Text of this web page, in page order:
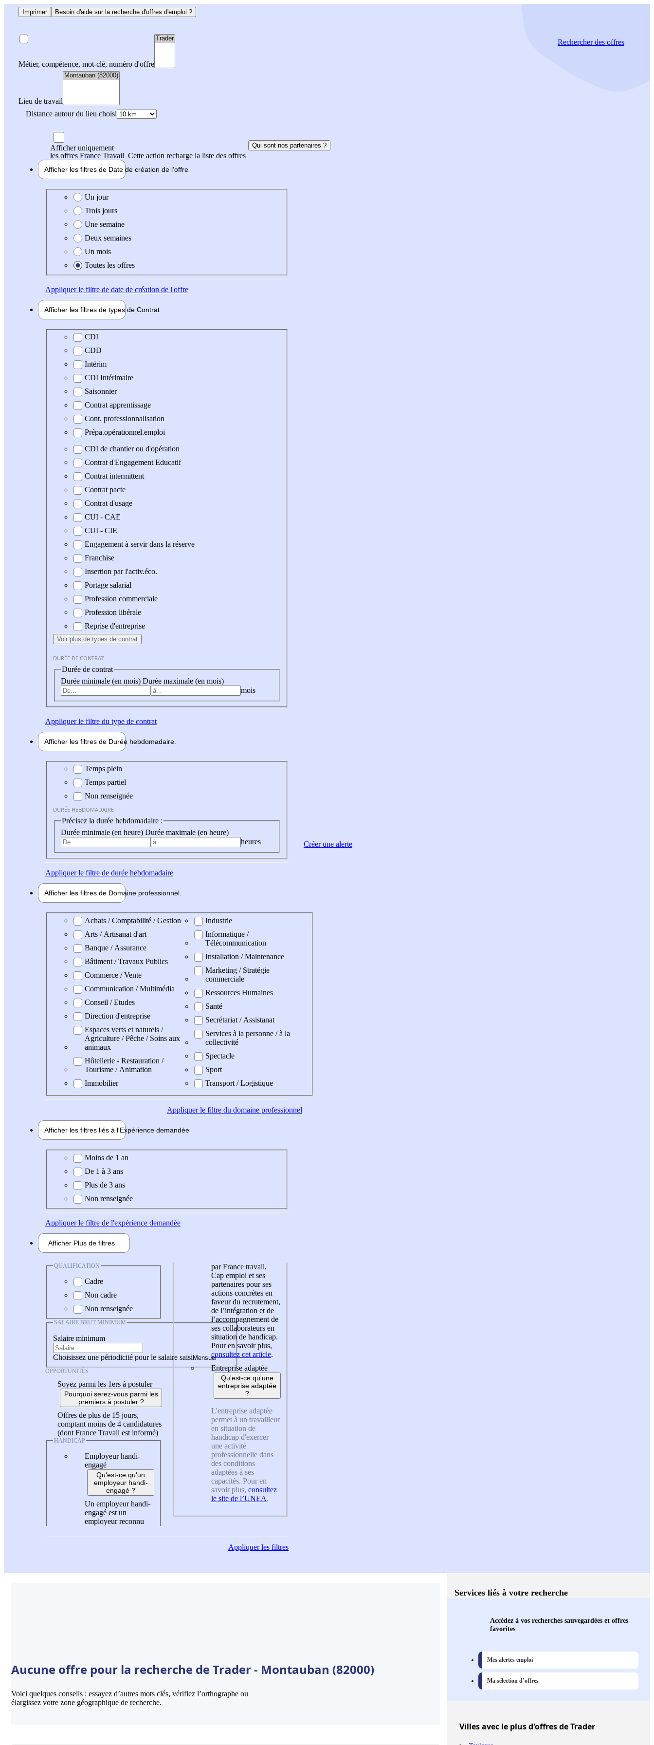
Imprimer Besoin d'aide sur la recherche d'offres d'emploi ?
Métier, compétence, mot-clé, numéro d'offre
Lieu de travail
Distance autour du lieu choisi
Rechercherdes offres
Afficher uniquement
les offres France Travail Cette action recharge la liste des offres
Qui sont nos partenaires ?
Afficher les filtres de Date de création de l'offre
Date de création de l'offre
Un jour
Trois jours
Une semaine
Deux semaines
Un mois
Toutes les offres
Appliquerle filtre de date de création de l'offre
Afficher les filtres de types de Contrat
Type de contrat
CDI
CDD
Intérim
CDI Intérimaire
Saisonnier
Contrat apprentissage
Cont. professionnalisation
Prépa.opérationnel.emploi
CDI de chantier ou d'opération
Contrat d'Engagement Educatif
Contrat intermittent
Contrat pacte
Contrat d'usage
CUI - CAE
CUI - CIE
Engagement à servir dans la réserve
Franchise
Insertion par l'activ.éco.
Portage salarial
Profession commerciale
Profession libérale
Reprise d'entreprise
Voir plus de types de contrat
DURÉE DE CONTRAT
Durée de contrat
Durée minimale (en mois) Durée maximale (en mois)
mois
Appliquerle filtre du type de contrat
Afficher les filtres de Durée hebdomadaire
Durée hebdomadaire
Temps plein
Temps partiel
Non renseignée
DURÉE HEBDOMADAIRE
Précisez la durée hebdomadaire :
Durée minimale (en heure) Durée maximale (en heure)
heures
Appliquerle filtre de durée hebdomadaire
Afficher les filtres de Domaine professionnel
Domaine professionel
Achats / Comptabilité / Gestion
Arts / Artisanat d'art
Banque / Assurance
Bâtiment / Travaux Publics
Commerce / Vente
Communication / Multimédia
Conseil / Etudes
Direction d'entreprise
Espaces verts et naturels /
Agriculture / Pêche / Soins aux
animaux
Hôtellerie - Restauration /
Tourisme / Animation
Immobilier
Industrie
Informatique /
Télécommunication
Installation / Maintenance
Marketing / Stratégie
commerciale
Ressources Humaines
Santé
Secrétariat / Assistanat
Services à la personne / à la
collectivité
Spectacle
Sport
Transport / Logistique
Appliquerle filtre du domaine professionnel
Afficher les filtres liés à l'Expérience demandée
Expérience demandée
Moins de 1 an
De 1 à 3 ans
Plus de 3 ans
Non renseignée
Appliquerle filtre de l'expérience demandée
Afficher Plus de filtres
QUALIFICATION
Cadre
Non cadre
Non renseignée
SALAIRE BRUT MINIMUM
Salaire minimum
Choisissez une périodicité pour le salaire saisi
OPPORTUNITÉS
Soyez parmi les 1ers à postuler
Pourquoi serez-vous parmi les
premiers à postuler ?
Offres de plus de 15 jours,
comptant moins de 4 candidatures
(dont France Travail est informé)
HANDICAP
Employeur handi-
engagé
Qu'est-ce qu'un
employeur handi-
engagé ?
Un employeur handi-
engagé est un
employeur reconnu
par France travail,
Cap emploi et ses
partenaires pour ses
actions concrètes en
faveur du recrutement,
de l’intégration et de
l’accompagnement de
ses collaborateurs en
situation de handicap.
Pour en savoir plus,
consultez cet article.
Entreprise adaptée
Qu'est-ce qu'une
entreprise adaptée
?
L'entreprise adaptée
permet à un travailleur
en situation de
handicap d'exercer
une activité
professionnelle dans
des conditions
adaptées à ses
capacités. Pour en
savoir plus, consultez
le site de l’UNEA.
Appliquerles filtres
Créer une alerte
Aucune offre pour la recherche de Trader - Montauban (82000)
Voici quelques conseils : essayez d’autres mots clés, vérifiez l’orthographe ou
élargissez votre zone géographique de recherche.
Services liés à votre recherche
Accédez à vos recherches sauvegardées et offres
favorites
Mes alertes emploi
Ma sélection d’offres
Villesavec le plus d'offres de Trader